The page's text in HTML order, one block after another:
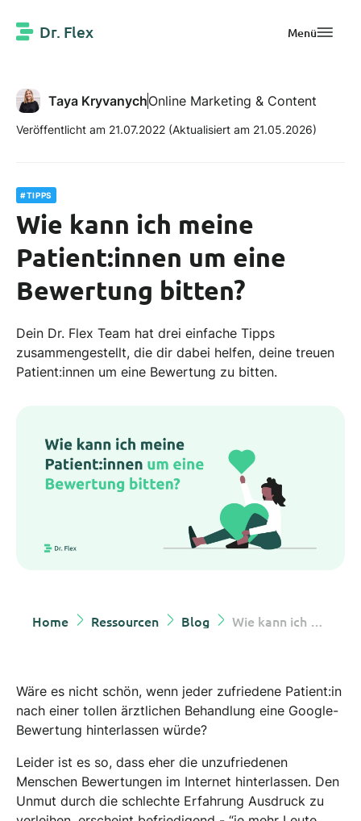
Dr. Flex Menü
Taya KryvanychOnline Marketing & Content
Veröffentlicht am 21.07.2022 (Aktualisiert am 21.05.2026)
#TIPPS
Wie kann ich meine
Patient:innen um eine
Bewertung bitten?
Dein Dr. Flex Team hat drei einfache Tipps
zusammengestellt, die dir dabei helfen, deine treuen
Patient:innen um eine Bewertung zu bitten.
Home Ressourcen Blog Wie kann ich meine Patient:innen um eine Bewertung bitten?
Wäre es nicht schön, wenn jeder zufriedene Patient:in
nach einer tollen ärztlichen Behandlung eine Google-
Bewertung hinterlassen würde?
Leider ist es so, dass eher die unzufriedenen
Menschen Bewertungen im Internet hinterlassen. Den
Unmut durch die schlechte Erfahrung Ausdruck zu